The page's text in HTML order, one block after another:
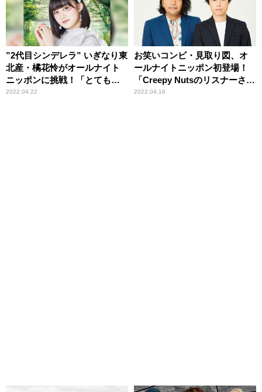
”2代目シンデレラ” いぎなり東
北産・橘花怜がオールナイト
ニッポンに挑戦！「とてもド
キドキしています！」
2022.04.22
お笑いコンビ・見取り図、オ
ールナイトニッポン初登場！
「Creepy Nutsのリスナーさん
も間違って聴いてくれますよ
2022.04.16